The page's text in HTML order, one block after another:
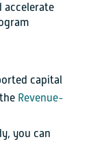
accelerate
capital
Revenue-
you can